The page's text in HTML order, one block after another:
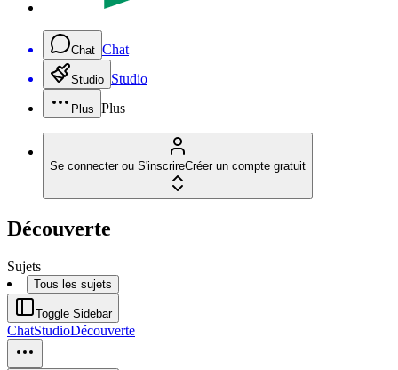
Chat Chat
Studio Studio
Plus Plus
Se connecter ou S'inscrireCréer un compte gratuit
Découverte
Sujets
Tous les sujets
Toggle Sidebar
ChatStudioDécouverte